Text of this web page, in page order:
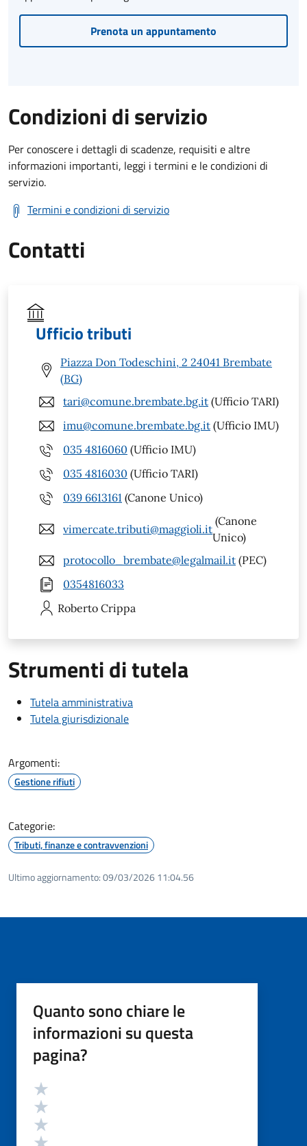
Prenota un appuntamento
Condizioni di servizio
Per conoscere i dettagli di scadenze, requisiti e altre
informazioni importanti, leggi i termini e le condizioni di
servizio.
Termini e condizioni di servizio
Contatti
Ufficio tributi
Piazza Don Todeschini, 2 24041 Brembate
(BG)
tari@comune.brembate.bg.it (Ufficio TARI)
imu@comune.brembate.bg.it (Ufficio IMU)
035 4816060 (Ufficio IMU)
035 4816030 (Ufficio TARI)
039 6613161 (Canone Unico)
vimercate.tributi@maggioli.it
(Canone
Unico)
protocollo_brembate@legalmail.it (PEC)
0354816033
Roberto Crippa
Strumenti di tutela
Tutela amministrativa
Tutela giurisdizionale
Argomenti:
Gestione rifiuti
Categorie:
Tributi, finanze e contravvenzioni
Ultimo aggiornamento:09/03/2026 11:04.56
Quanto sono chiare le
informazioni su questa
pagina?
Valutazione